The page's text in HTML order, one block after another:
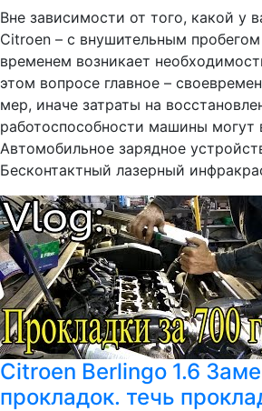
Вне зависимости от того, какой у
Citroen – с внушительным
временем возникает
этом вопросе главное –
мер, иначе затраты на
работоспособности машины могут
Автомобильное зарядное
Бесконтактный лазерный
Citroen Berlingo 1.6
прокладок. течь